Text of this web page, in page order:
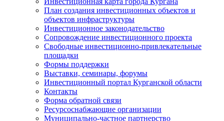
План создания инвестиционных объектов и
объектов инфраструктуры
Инвестиционное законодательство
Сопровождение инвестиционного проекта
Свободные инвестиционно-привлекательные
площадки
Формы поддержки
Выставки, семинары, форумы
Инвестиционный портал Курганской области
Контакты
Форма обратной связи
Ресурсоснабжающие организации
Муниципально-частное партнерство